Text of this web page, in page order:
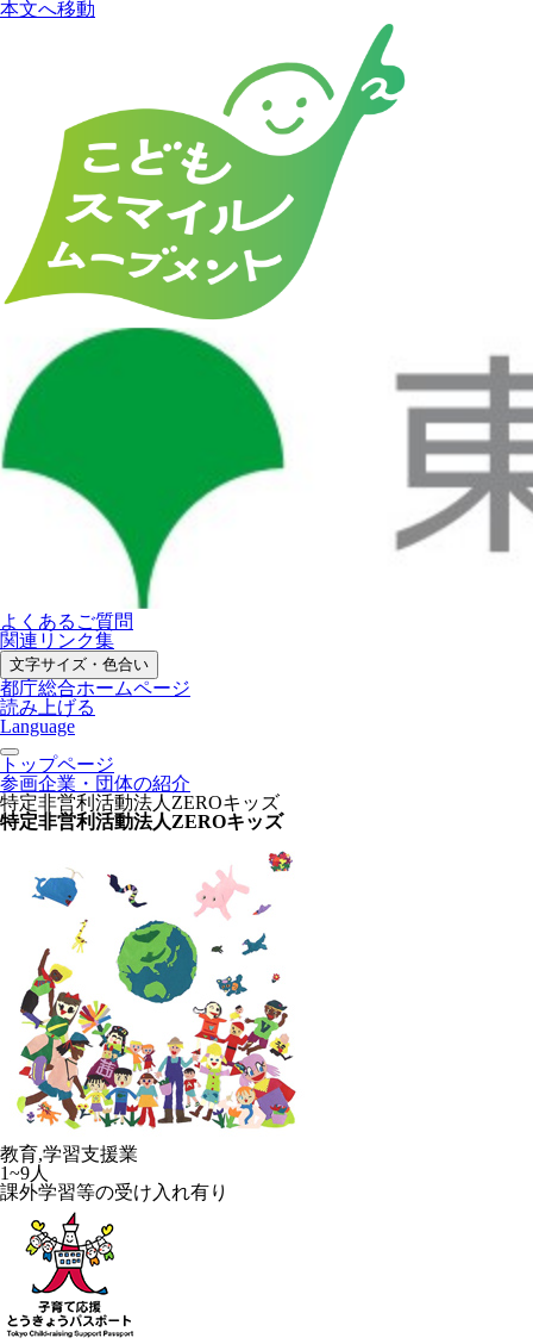
本文へ移動
よくあるご質問
関連リンク集
文字サイズ・色合い
都庁総合ホームページ
読み上げる
Language
トップページ
参画企業・団体の紹介
特定非営利活動法人ZEROキッズ
特定非営利活動法人ZEROキッズ
教育,学習支援業
1~9人
課外学習等の受け入れ有り